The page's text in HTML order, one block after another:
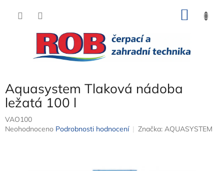
Aquasystem Tlaková nádoba
ležatá 100 l
VAO100
Průměrné
Neohodnoceno Podrobnosti hodnocení Značka: AQUASYSTEM